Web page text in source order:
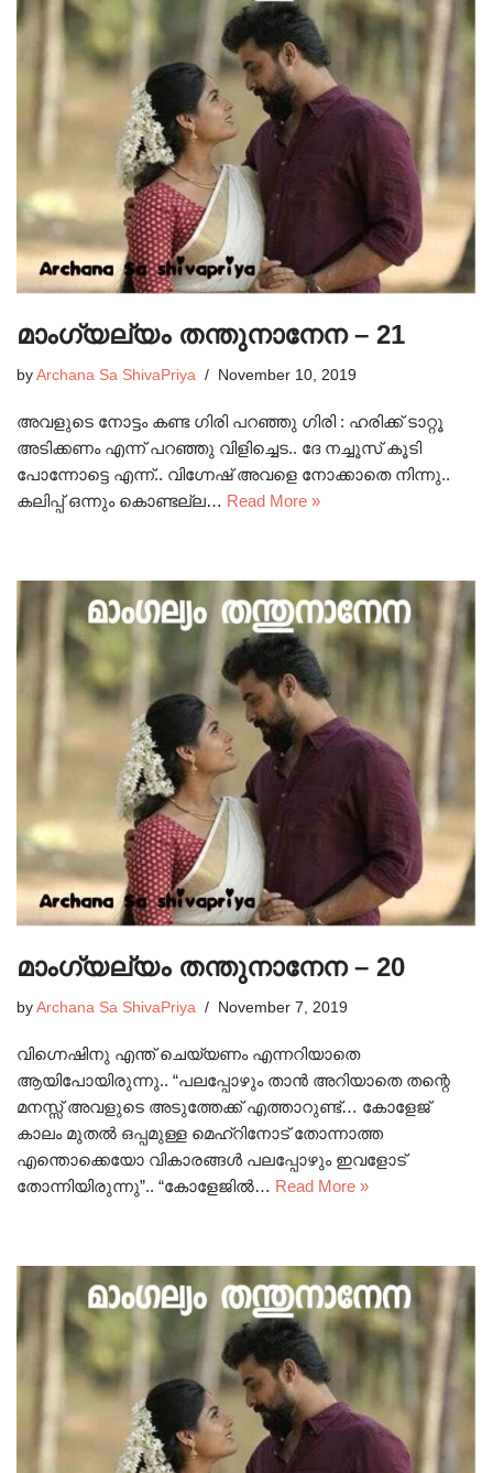
മാംഗ്യല്യം തന്തുനാനേന – 21
by Archana Sa ShivaPriya November 10, 2019
അവളുടെ നോട്ടം കണ്ട ഗിരി പറഞ്ഞു ഗിരി : ഹരിക്ക് ടാറ്റൂ
അടിക്കണം എന്ന് പറഞ്ഞു വിളിച്ചെട.. ദേ നച്ചൂസ് കൂടി
പോന്നോട്ടെ എന്ന്.. വിഗ്നേഷ് അവളെ നോക്കാതെ നിന്നു..
കലിപ്പ് ഒന്നും കൊണ്ടല്ല… Read More »
മാംഗ്യല്യം തന്തുനാനേന – 20
by Archana Sa ShivaPriya November 7, 2019
വിഗ്നെഷിനു എന്ത് ചെയ്യണം എന്നറിയാതെ
ആയിപോയിരുന്നു.. “പലപ്പോഴും താൻ അറിയാതെ തന്റെ
മനസ്സ് അവളുടെ അടുത്തേക്ക് എത്താറുണ്ട്… കോളേജ്
കാലം മുതൽ ഒപ്പമുള്ള മെഹ്‌റിനോട് തോന്നാത്ത
എന്തൊക്കെയോ വികാരങ്ങൾ പലപ്പോഴും ഇവളോട്
തോന്നിയിരുന്നു”.. “കോളേജിൽ… Read More »